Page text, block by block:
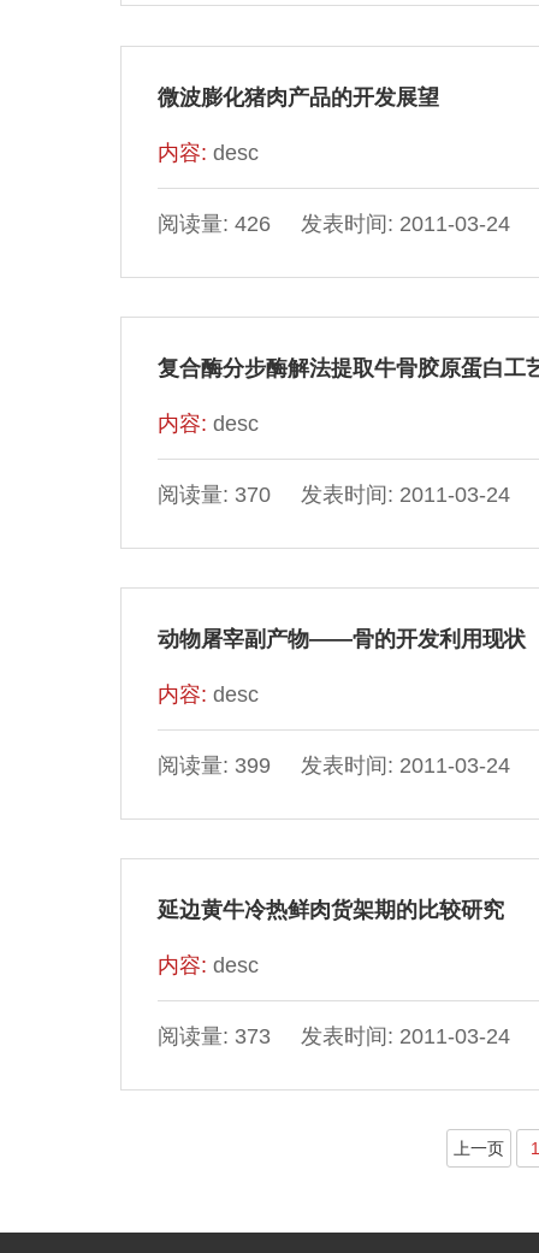
微波膨化猪肉产品的开发展望
内容: desc
阅读量: 426 发表时间: 2011-03-24
复合酶分步酶解法提取牛骨胶原蛋白工
内容: desc
阅读量: 370 发表时间: 2011-03-24
动物屠宰副产物——骨的开发利用现状
内容: desc
阅读量: 399 发表时间: 2011-03-24
延边黄牛冷热鲜肉货架期的比较研究
内容: desc
阅读量: 373 发表时间: 2011-03-24
上一页 1